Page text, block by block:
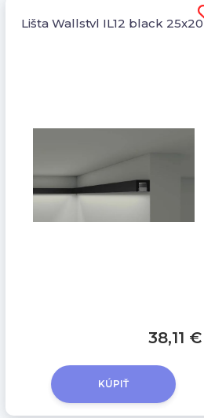
Lišta Wallstyl IL12 black 25x20
38,11 €
KÚPIŤ